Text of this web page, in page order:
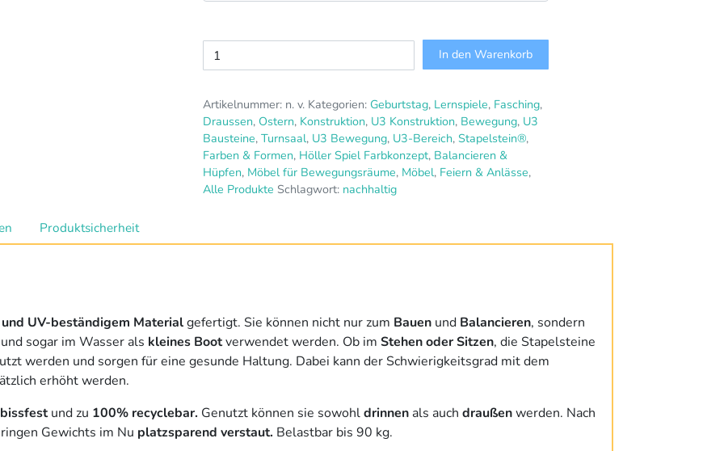
Stapelstein®
Regenbogen
Menge
In den Warenkorb
Artikelnummer: n. v. Kategorien: Geburtstag, Lernspiele, Fasching,
Draussen, Ostern, Konstruktion, U3 Konstruktion, Bewegung, U3
Bausteine, Turnsaal, U3 Bewegung, U3-Bereich, Stapelstein®,
Farben & Formen, Höller Spiel Farbkonzept, Balancieren &
Hüpfen, Möbel für Bewegungsräume, Möbel, Feiern & Anlässe,
Alle Produkte Schlagwort: nachhaltig
Produktsicherheit
UV-beständigem Materialgefertigt. Sie können nicht nur zum Bauen und Balancieren, sondern
und sogar im Wasser als kleines Bootverwendet werden. Ob im Stehen oder Sitzen, die Stapelsteine
werden und sorgen für eine gesunde Haltung. Dabei kann der Schwierigkeitsgrad mit dem
erhöht werden.
und zu 100% recyclebar. Genutzt können sie sowohldrinnen als auch draußenwerden. Nach
Gewichts im Nu platzsparend verstaut. Belastbar bis 90 kg.